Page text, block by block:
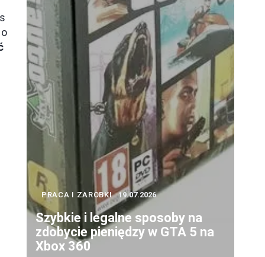
PRACA I ZAROBKI 19.07.2026
Szybkie i legalne sposoby na
zdobycie pieniędzy w GTA 5 na
Xbox 360